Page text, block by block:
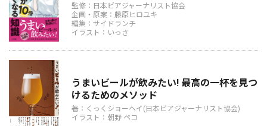
監修：日本ビアジャーナリスト協会
企画・原案：藤原ヒロユキ
編集：サイドランチ
イラスト：いっさ
うまいビールが飲みたい! 最高の一杯を見つ
けるためのメソッド
著：くっくショーヘイ(日本ビアジャーナリスト協会)
イラスト：朝野 ペコ